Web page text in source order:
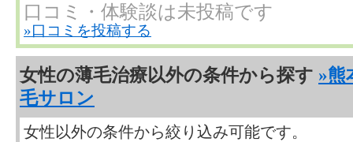
口コミ・体験談は未投稿です
»口コミを投稿する
女性の薄毛治療以外の条件から探す »熊
毛サロン
女性以外の条件から絞り込み可能です。